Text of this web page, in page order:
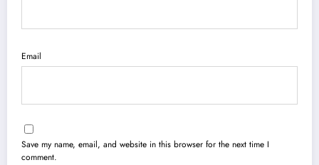
Email
Save my name, email, and website in this browser for the next time I
comment.